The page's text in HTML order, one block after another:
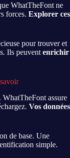
WhatTheFont ne
forces. Explorer ces
pour trouver et
Ils peuvent enrichir
assure
Vos données
de base. Une
simple.